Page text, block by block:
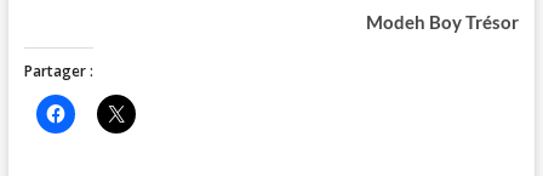
Modeh Boy Trésor
Partager :
C
l
C
l